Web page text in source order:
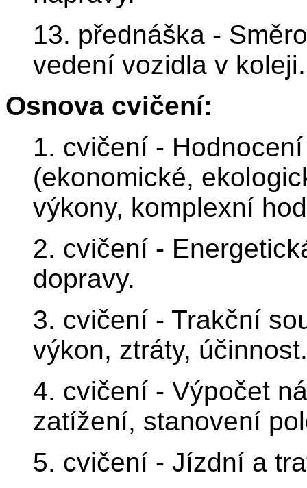
13. přednáška -
vedení vozidla v koleji.
Osnova cvičení:
1. cvičení -
(ekonomické,
výkony, komplexní
2. cvičení -
dopravy.
3. cvičení - Trakční
výkon, ztráty, účinnost.
4. cvičení - Výpočet
zatížení, stanovení
5. cvičení - Jízdní a